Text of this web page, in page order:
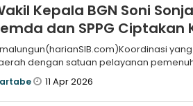
Kepala BGN Soni
dan SPPG Ciptakan
dengan satuan pelayanan
ke
11 Apr 2026